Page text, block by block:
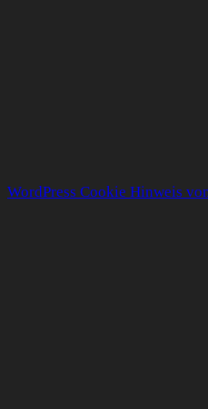
WordPress Cookie Hinweis